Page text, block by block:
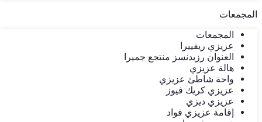
المجمعات
المجمعات
عزيزي ريفييرا
العنوان رزيدنسز منتجع جميرا
هالة عزيزي
واحة شاطئ عزيزي
عزيزي كريك فيوز
عزيزي ديزي
إقامة عزيزي فواد